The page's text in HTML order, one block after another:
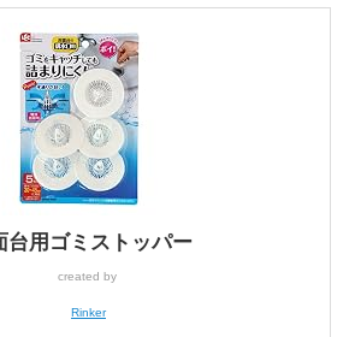
台用ゴミストッパー
created by
Rinker